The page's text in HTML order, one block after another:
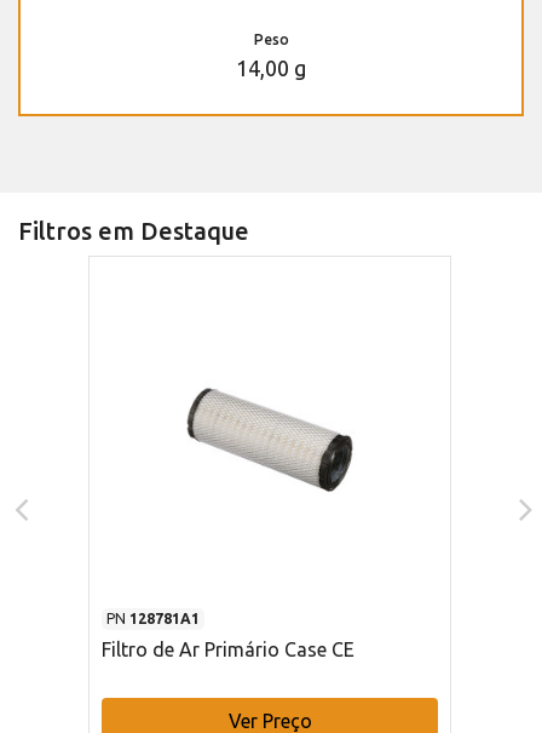
Peso
14,00 g
Filtros em Destaque
PN 128781A1
Filtro de Ar Primário Case CE
Ver Preço